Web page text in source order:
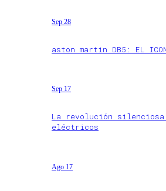
Sep 28
aston martin DB5: EL
Sep 17
La revolución
eléctricos
Ago 17